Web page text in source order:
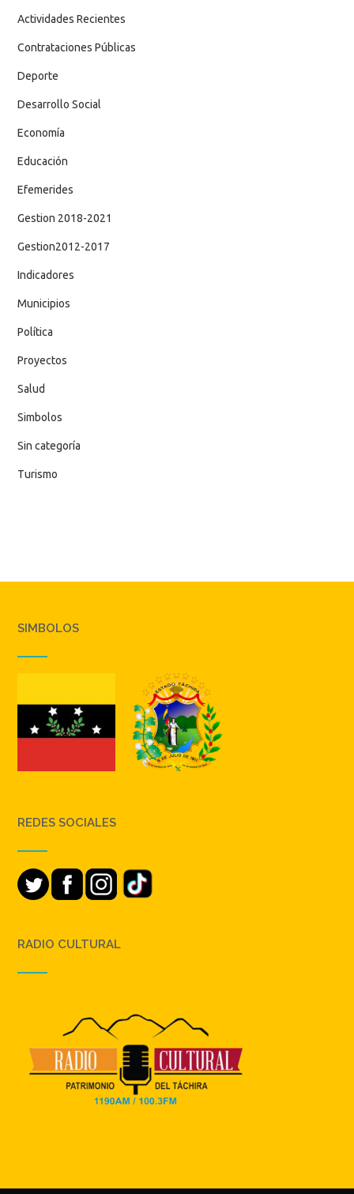
Actividades Recientes
Contrataciones Públicas
Deporte
Desarrollo Social
Economía
Educación
Efemerides
Gestion 2018-2021
Gestion2012-2017
Indicadores
Municipios
Política
Proyectos
Salud
Simbolos
Sin categoría
Turismo
SIMBOLOS
REDES SOCIALES
RADIO CULTURAL